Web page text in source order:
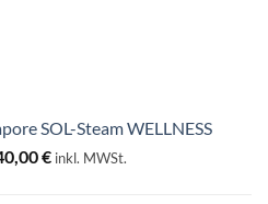
SOL-Steam WELLNESS
€Fascia
inkl. MWSt.